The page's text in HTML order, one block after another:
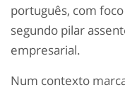
português, com
segundo pilar
empresarial.
Num contexto